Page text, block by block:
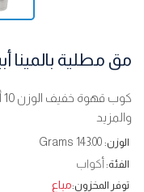
مق مطلية بالمينا أبيض 10
والمزيد
الوزن: 143.00 Grams
الفئة: أكواب
توفر المخزون:مباع